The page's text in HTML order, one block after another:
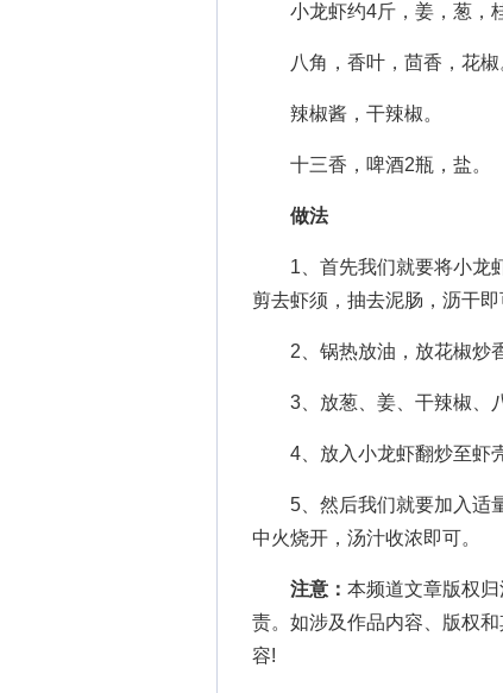
小龙虾约4斤，姜，葱，桂
八角，香叶，茴香，花椒
辣椒酱，干辣椒。
十三香，啤酒2瓶，盐。
做法
1、首先我们就要将小龙虾
剪去虾须，抽去泥肠，沥干即
2、锅热放油，放花椒炒香
3、放葱、姜、干辣椒、八
4、放入小龙虾翻炒至虾壳
5、然后我们就要加入适量
中火烧开，汤汁收浓即可。
注意： 本频道文章版权
责。如涉及作品内容、版权
容!